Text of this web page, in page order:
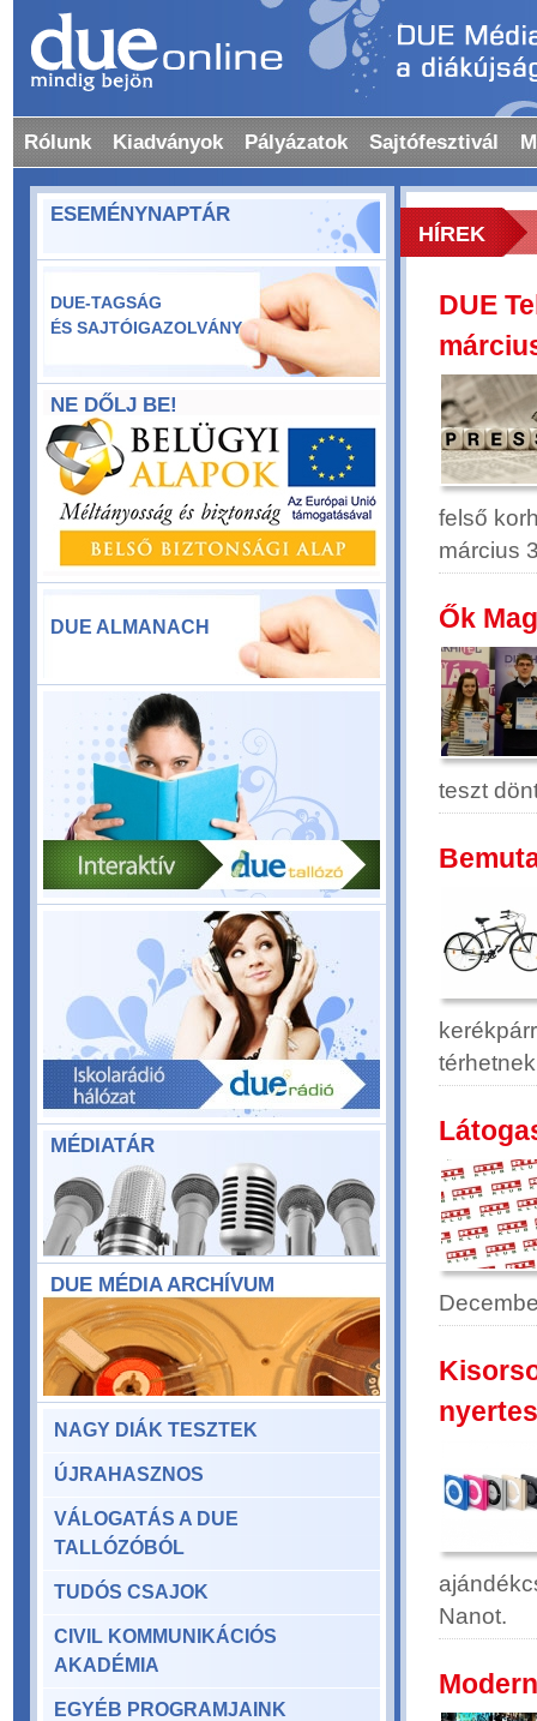
Rólunk Kiadványok Pályázatok Sajtófesztivál
ESEMÉNYNAPTÁR
DUE-TAGSÁG
ÉS SAJTÓIGAZOLVÁNY
NE DŐLJ BE!
DUE ALMANACH
MÉDIATÁR
DUE MÉDIA ARCHÍVUM
NAGY DIÁK TESZTEK
ÚJRAHASZNOS
VÁLOGATÁS A DUE
TALLÓZÓBÓL
TUDÓS CSAJOK
CIVIL KOMMUNIKÁCIÓS
AKADÉMIA
EGYÉB PROGRAMJAINK
HÍREK
DUE
felső
március
Ők
teszt
Nanot.